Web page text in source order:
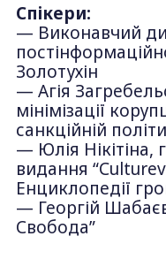
Спікери:
— Виконавчий
Золотухін
— Агія
мінімізації
санкційній
— Юлія Нікітіна,
видання
Енциклопедії
— Георгій
Свобода”